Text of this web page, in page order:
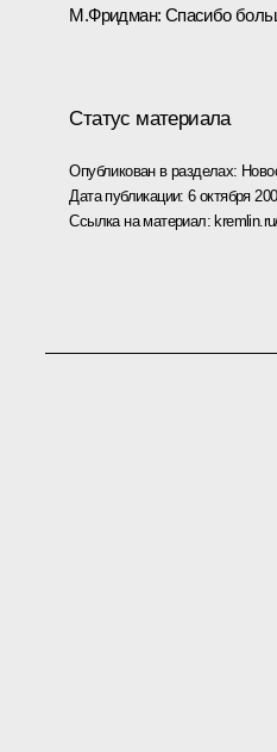
М.Фридман: Спасибо
Статус материала
Опубликован в разделах:
Дата публикации:6 октября
Ссылка на материал: